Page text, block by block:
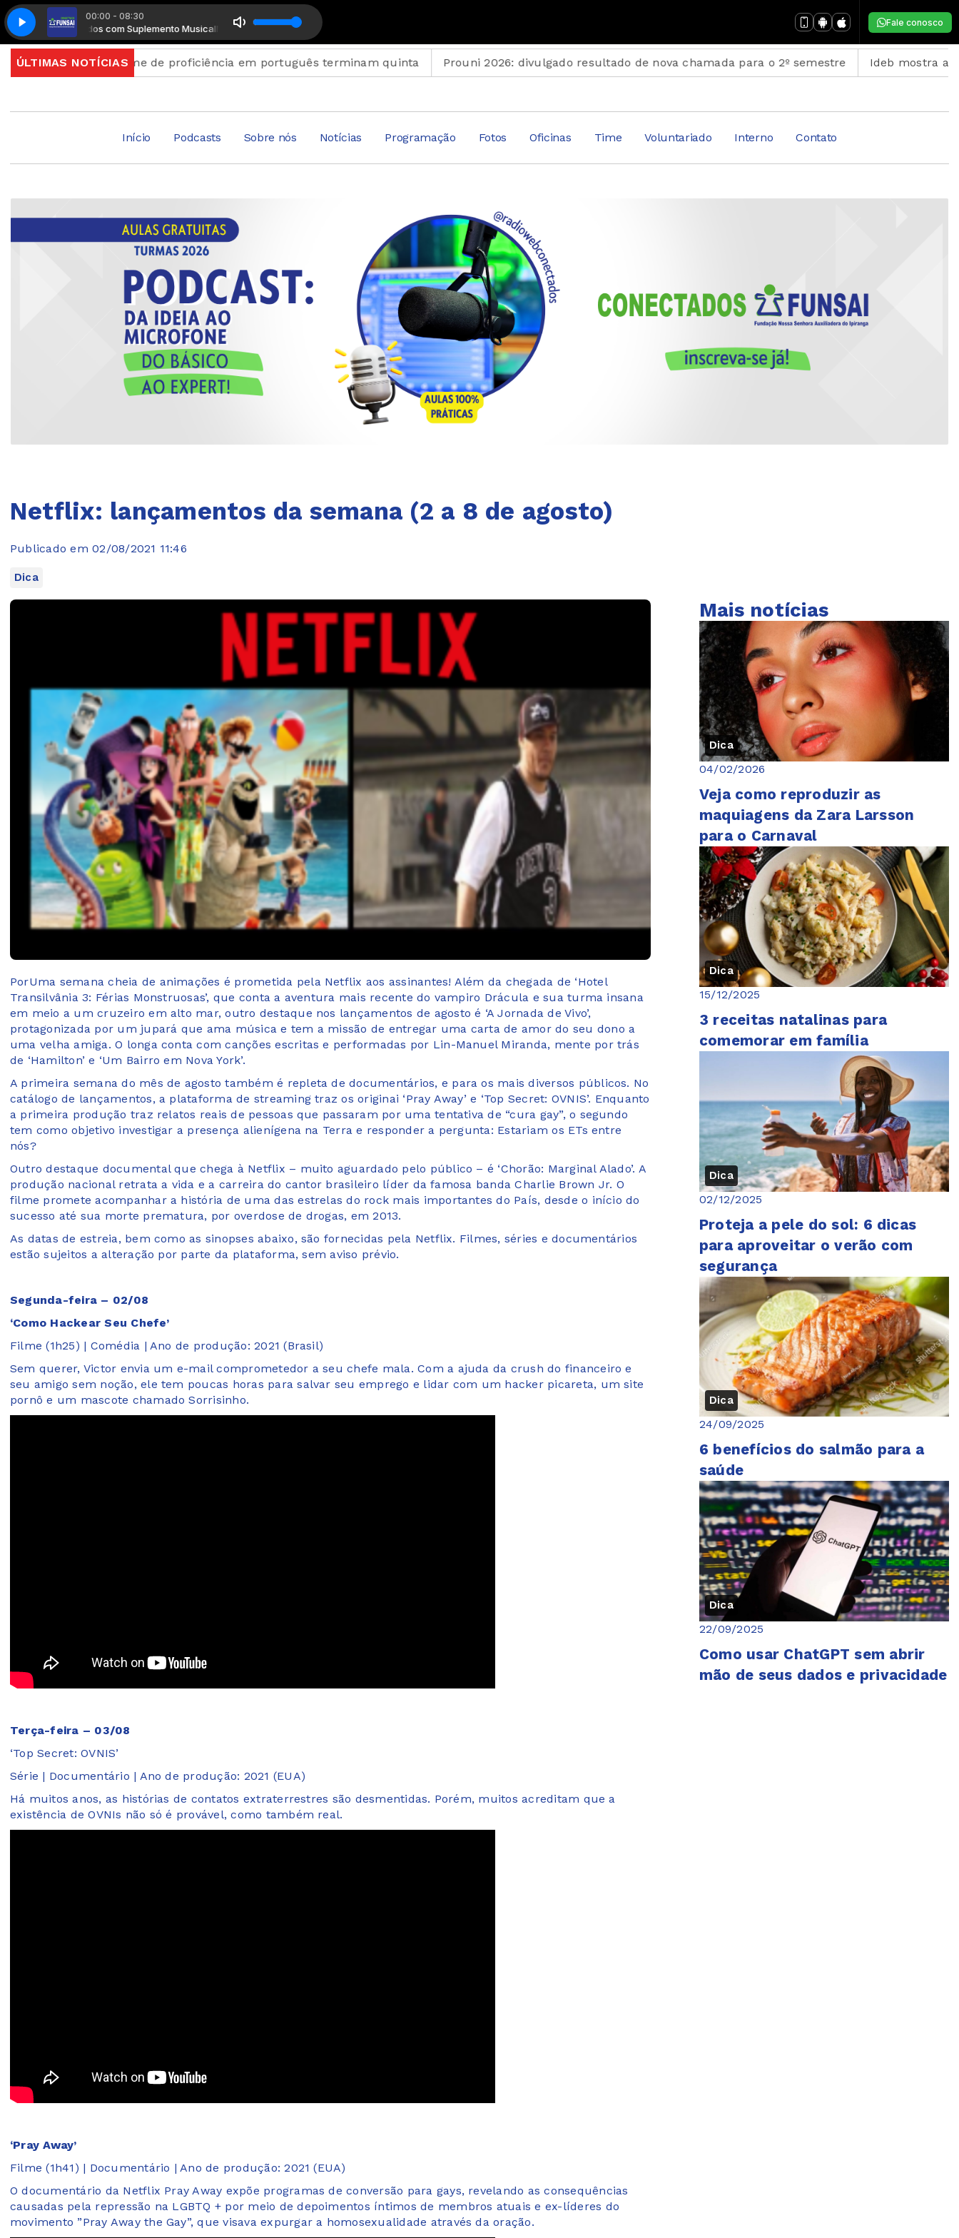
00:00 - 08:30
Conectados com Suplemento MusicalManhã Conectados com Suplemento Musical
Fale conosco
ÚLTIMAS NOTÍCIAS
para exame de proficiência em português terminam quinta Prouni 2026: divulgado resultado de nova chamada para o 2º semestre Ideb mostra avanço da
Início Podcasts Sobre nós Notícias Programação Fotos Oficinas Time Voluntariado Interno Contato
Netflix: lançamentos da semana (2 a 8 de agosto)
Publicado em 02/08/2021 11:46
Dica
PorUma semana cheia de animações é prometida pela Netflix aos assinantes! Além da chegada de ‘Hotel
Transilvânia 3: Férias Monstruosas’, que conta a aventura mais recente do vampiro Drácula e sua turma insana
em meio a um cruzeiro em alto mar, outro destaque nos lançamentos de agosto é ‘A Jornada de Vivo’,
protagonizada por um jupará que ama música e tem a missão de entregar uma carta de amor do seu dono a
uma velha amiga. O longa conta com canções escritas e performadas por Lin-Manuel Miranda, mente por trás
de ‘Hamilton’ e ‘Um Bairro em Nova York’.
A primeira semana do mês de agosto também é repleta de documentários, e para os mais diversos públicos. No
catálogo de lançamentos, a plataforma de streaming traz os originai ‘Pray Away’ e ‘Top Secret: OVNIS’. Enquanto
a primeira produção traz relatos reais de pessoas que passaram por uma tentativa de “cura gay”, o segundo
tem como objetivo investigar a presença alienígena na Terra e responder a pergunta: Estariam os ETs entre
nós?
Outro destaque documental que chega à Netflix – muito aguardado pelo público – é ‘Chorão: Marginal Alado’. A
produção nacional retrata a vida e a carreira do cantor brasileiro líder da famosa banda Charlie Brown Jr. O
filme promete acompanhar a história de uma das estrelas do rock mais importantes do País, desde o início do
sucesso até sua morte prematura, por overdose de drogas, em 2013.
As datas de estreia, bem como as sinopses abaixo, são fornecidas pela Netflix. Filmes, séries e documentários
estão sujeitos a alteração por parte da plataforma, sem aviso prévio.
Segunda-feira – 02/08
‘Como Hackear Seu Chefe’
Filme (1h25) | Comédia | Ano de produção: 2021 (Brasil)
Sem querer, Victor envia um e-mail comprometedor a seu chefe mala. Com a ajuda da crush do financeiro e
seu amigo sem noção, ele tem poucas horas para salvar seu emprego e lidar com um hacker picareta, um site
pornô e um mascote chamado Sorrisinho.
Terça-feira – 03/08
‘Top Secret: OVNIS’
Série | Documentário | Ano de produção: 2021 (EUA)
Há muitos anos, as histórias de contatos extraterrestres são desmentidas. Porém, muitos acreditam que a
existência de OVNIs não só é provável, como também real.
‘Pray Away’
Filme (1h41) | Documentário | Ano de produção: 2021 (EUA)
O documentário da Netflix Pray Away expõe programas de conversão para gays, revelando as consequências
causadas ​​pela repressão na LGBTQ + por meio de depoimentos íntimos de membros atuais e ex-líderes do
movimento ”Pray Away the Gay”, que visava expurgar a homosexualidade através da oração.
Mais notícias
Dica
04/02/2026
Veja como reproduzir as
maquiagens da Zara Larsson
para o Carnaval
Dica
15/12/2025
3 receitas natalinas para
comemorar em família
Dica
02/12/2025
Proteja a pele do sol: 6 dicas
para aproveitar o verão com
segurança
Dica
24/09/2025
6 benefícios do salmão para a
saúde
Dica
22/09/2025
Como usar ChatGPT sem abrir
mão de seus dados e privacidade